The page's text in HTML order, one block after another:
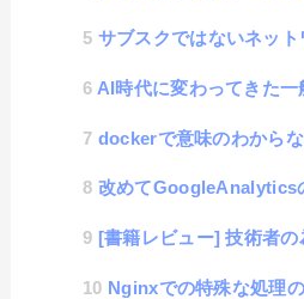
サブスクではないネットワ
AI時代に変わってきた
dockerで意味のわからない
改めてGoogleAnalytics
[書籍レビュー] 技術者の為のテク
Nginxでの特殊な処理